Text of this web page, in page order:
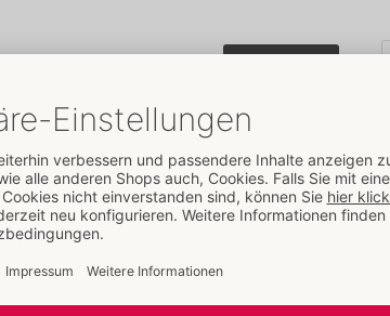
Details